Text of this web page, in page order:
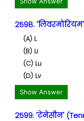
2598.
(A) L
(B) Li
(C) Lu
(D) Lv
Show Answer
2599. 'टेनेसीन'